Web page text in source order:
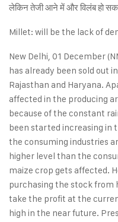
लेकिन तेजी आने में और विलंब हो
Millet: will be the lack of
New Delhi, 01 December
has already been sold out
Rajasthan and Haryana.
affected in the producing
because of the constant
been started increasing in
the consuming industries
higher level than the
maize crop gets affected.
purchasing the stock from
take the profit at the
high in the near future.